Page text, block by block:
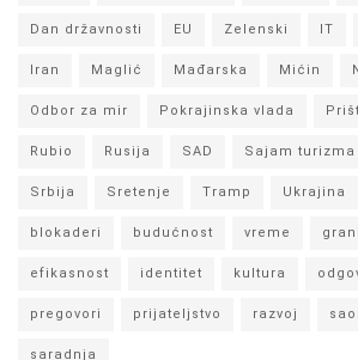
Dan državnosti EU Zelenski IT
Iran Maglić Mađarska Mićin
Odbor za mir Pokrajinska vlada
Rubio Rusija SAD Sajam turizma
Srbija Sretenje Tramp Ukrajina
blokaderi budućnost vreme
efikasnost identitet kultura
pregovori prijateljstvo razvoj
saradnja